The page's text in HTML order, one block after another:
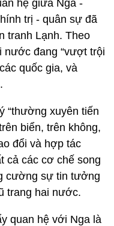
hệ giữa Nga -
trị - quân sự đã
tranh Lạnh. Theo
nước đang “vượt trội
quốc gia, và
“thường xuyên tiến
biển, trên không,
đổi và hợp tác
cả các cơ chế song
cường sự tin tưởng
trang hai nước.
quan hệ với Nga là